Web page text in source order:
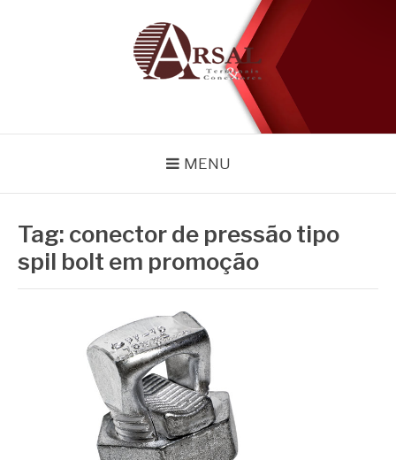
Especialistas em conectores e acessórios
MENU
Tag: conector de pressão tipo
spil bolt em promoção